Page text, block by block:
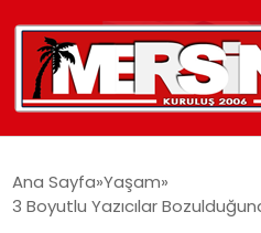
YAŞAM
Ana Sayfa Yaşam
3 Boyutlu Yazıcılar